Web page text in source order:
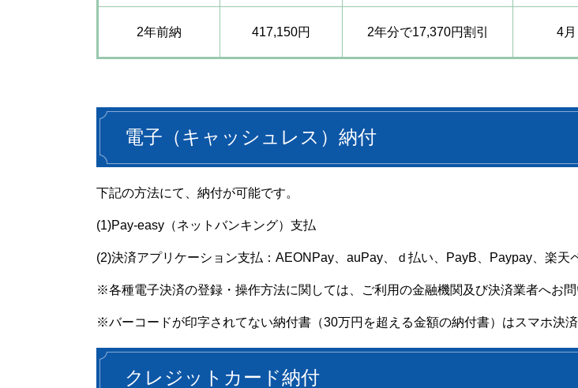
2年前納 417,150円 2年分で17,370円割引 4
電子（キャッシュレス）納付
下記の方法にて、納付が可能です。
(1)Pay-easy（ネットバンキング）支払
(2)決済アプリケーション支払：AEONPay、auPay、ｄ払い、PayB、Paypay、楽天
※各種電子決済の登録・操作方法に関しては、ご利用の金融機関及び決済業者へお問
※バーコードが印字されてない納付書（30万円を超える金額の納付書）はスマホ決済
クレジットカード納付